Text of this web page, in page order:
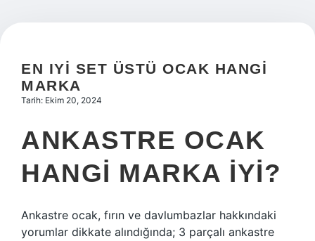
Hakkımızda
EN IYI SET ÜSTÜ OCAK HANGI
MARKA
Tarih: Ekim 20, 2024
ANKASTRE OCAK
HANGI MARKA IYI?
Ankastre ocak, fırın ve davlumbazlar hakkındaki
yorumlar dikkate alındığında; 3 parçalı ankastre